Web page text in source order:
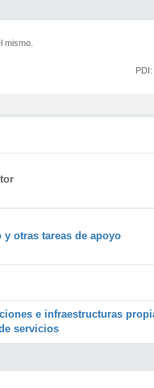
mismo.
PDI:
otras tareas de apoyo
e infraestructuras
servicios